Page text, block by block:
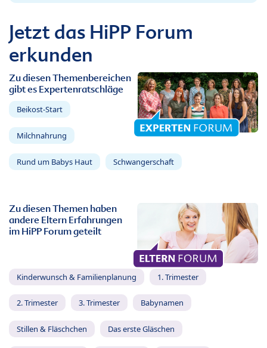
Jetzt das HiPP Forum
erkunden
Zu diesen Themenbereichen
gibt es Expertenratschläge
Beikost-Start
Milchnahrung
Rund um Babys Haut Schwangerschaft
Zu diesen Themen haben
andere Eltern Erfahrungen
im HiPP Forum geteilt
Kinderwunsch & Familienplanung 1. Trimester
2. Trimester 3. Trimester Babynamen
Stillen & Fläschchen Das erste Gläschen